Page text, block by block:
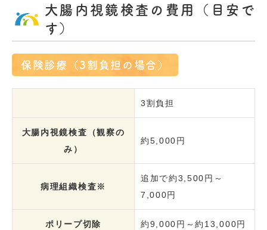
大腸内視鏡検査の費用（目安で
す）
保険診療（3割負担の場合）
3割負担
大腸内視鏡検査（観察の
み）
約5,000円
病理組織検査※
追加で約3,500円～
7,000円
ポリープ切除 約9,000円～約13,000円